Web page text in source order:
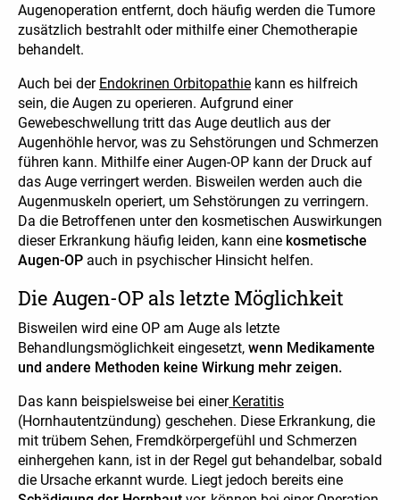
Augenoperation entfernt, doch häufig werden die Tumore
zusätzlich bestrahlt oder mithilfe einer Chemotherapie
behandelt.
Auch bei der Endokrinen Orbitopathie kann es hilfreich
sein, die Augen zu operieren. Aufgrund einer
Gewebeschwellung tritt das Auge deutlich aus der
Augenhöhle hervor, was zu Sehstörungen und Schmerzen
führen kann. Mithilfe einer Augen-OP kann der Druck auf
das Auge verringert werden. Bisweilen werden auch die
Augenmuskeln operiert, um Sehstörungen zu verringern.
Da die Betroffenen unter den kosmetischen Auswirkungen
dieser Erkrankung häufig leiden, kann eine kosmetische
Augen-OP auch in psychischer Hinsicht helfen.
Die Augen-OP als letzte Möglichkeit
Bisweilen wird eine OP am Auge als letzte
Behandlungsmöglichkeit eingesetzt, wenn Medikamente
und andere Methoden keine Wirkung mehr zeigen.
Das kann beispielsweise bei einerKeratitis
(Hornhautentzündung) geschehen. Diese Erkrankung, die
mit trübem Sehen, Fremdkörpergefühl und Schmerzen
einhergehen kann, ist in der Regel gut behandelbar, sobald
die Ursache erkannt wurde. Liegt jedoch bereits eine